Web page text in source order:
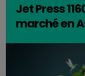
Jet Press
marché en